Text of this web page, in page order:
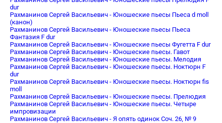
dur
Рахманинов Сергей Васильевич - Юношеские пьесы Пьеса d moll
(канон)
Рахманинов Сергей Васильевич - Юношеские пьесы Пьеса
Фантазия F dur
Рахманинов Сергей Васильевич - Юношеские пьесы Фугетта F dur
Рахманинов Сергей Васильевич - Юношеские пьесы. Гавот
Рахманинов Сергей Васильевич - Юношеские пьесы. Мелодия
Рахманинов Сергей Васильевич - Юношеские пьесы. Ноктюрн F
dur
Рахманинов Сергей Васильевич - Юношеские пьесы. Ноктюрн fis
moll
Рахманинов Сергей Васильевич - Юношеские пьесы. Прелюдия
Рахманинов Сергей Васильевич - Юношеские пьесы. Четыре
импровизации
Рахманинов Сергей Васильевич - Я опять одинок Соч. 26, № 9